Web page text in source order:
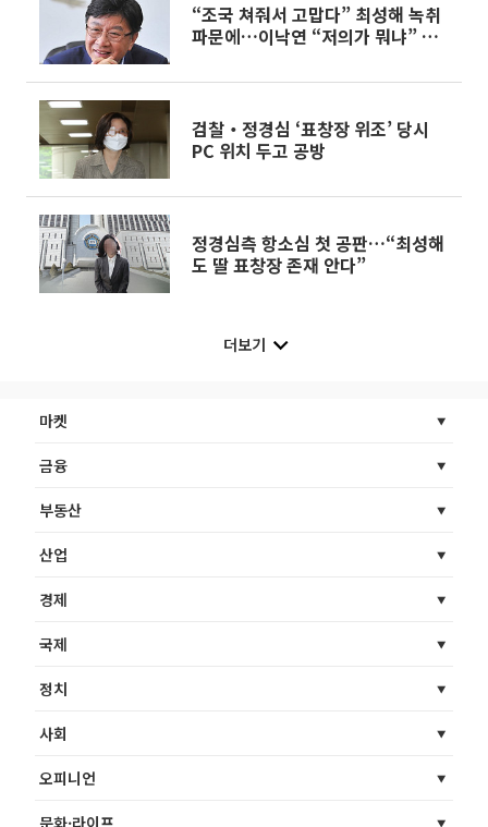
“조국 쳐줘서 고맙다” 최성해 녹취
파문에…이낙연 “저의가 뭐냐” 법
검찰‧정경심 ‘표창장 위조’ 당시
PC 위치 두고 공방
정경심측 항소심 첫 공판…“최성해
도 딸 표창장 존재 안다”
더보기
마켓
금융
부동산
산업
경제
국제
정치
사회
오피니언
문화·라이프